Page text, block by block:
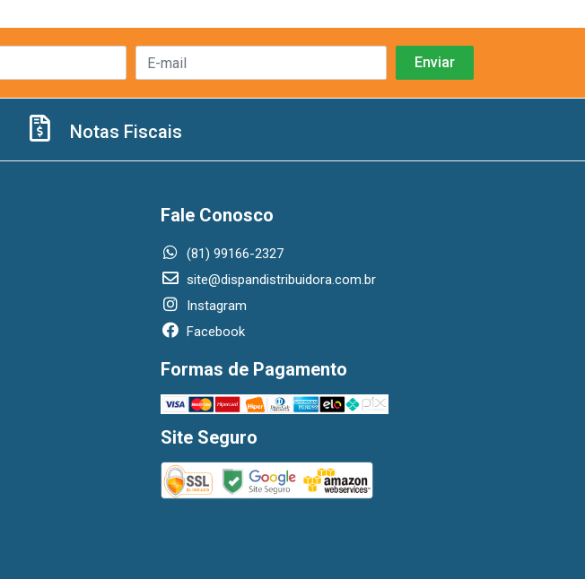
Notas Fiscais
Fale Conosco
(81) 99166-2327
site@dispandistribuidora.com.br
Instagram
Facebook
Formas de Pagamento
Site Seguro